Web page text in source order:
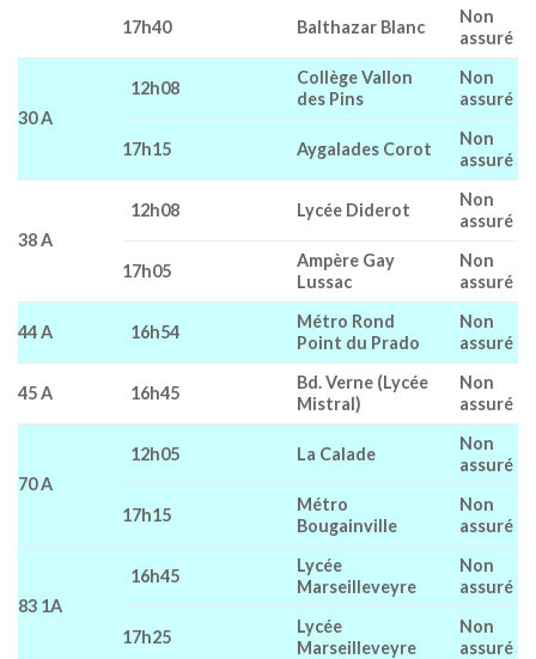
17h40 Balthazar Blanc
Non
assuré
30 A
12h08
Collège Vallon
des Pins
Non
assuré
17h15 Aygalades Corot
Non
assuré
38 A
12h08 Lycée Diderot
Non
assuré
17h05
Ampère Gay
Lussac
Non
assuré
44 A 16h54
Métro Rond
Point du Prado
Non
assuré
45 A 16h45
Bd. Verne (Lycée
Mistral)
Non
assuré
70 A
12h05 La Calade
Non
assuré
17h15
Métro
Bougainville
Non
assuré
83 1A
16h45
Lycée
Marseilleveyre
Non
assuré
17h25
Lycée
Marseilleveyre
Non
assuré